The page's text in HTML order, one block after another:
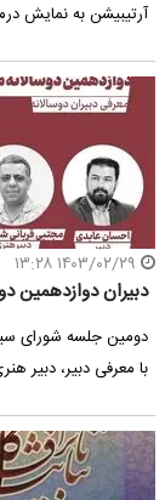
آرتیبیشن به نمایش
دبیران دوازدهمین
دومین جلسه شورای
با معرفی دبیر، دبیر